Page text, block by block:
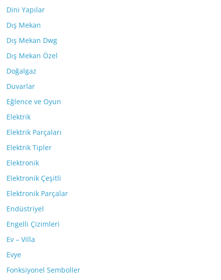
Dini Yapılar
Dış Mekan
Dış Mekan Dwg
Dış Mekan Özel
Doğalgaz
Duvarlar
Eğlence ve Oyun
Elektrik
Elektrik Parçaları
Elektrik Tipler
Elektronik
Elektronik Çeşitli
Elektronik Parçalar
Endüstriyel
Engelli Çizimleri
Ev – Villa
Evye
Fonksiyonel Semboller